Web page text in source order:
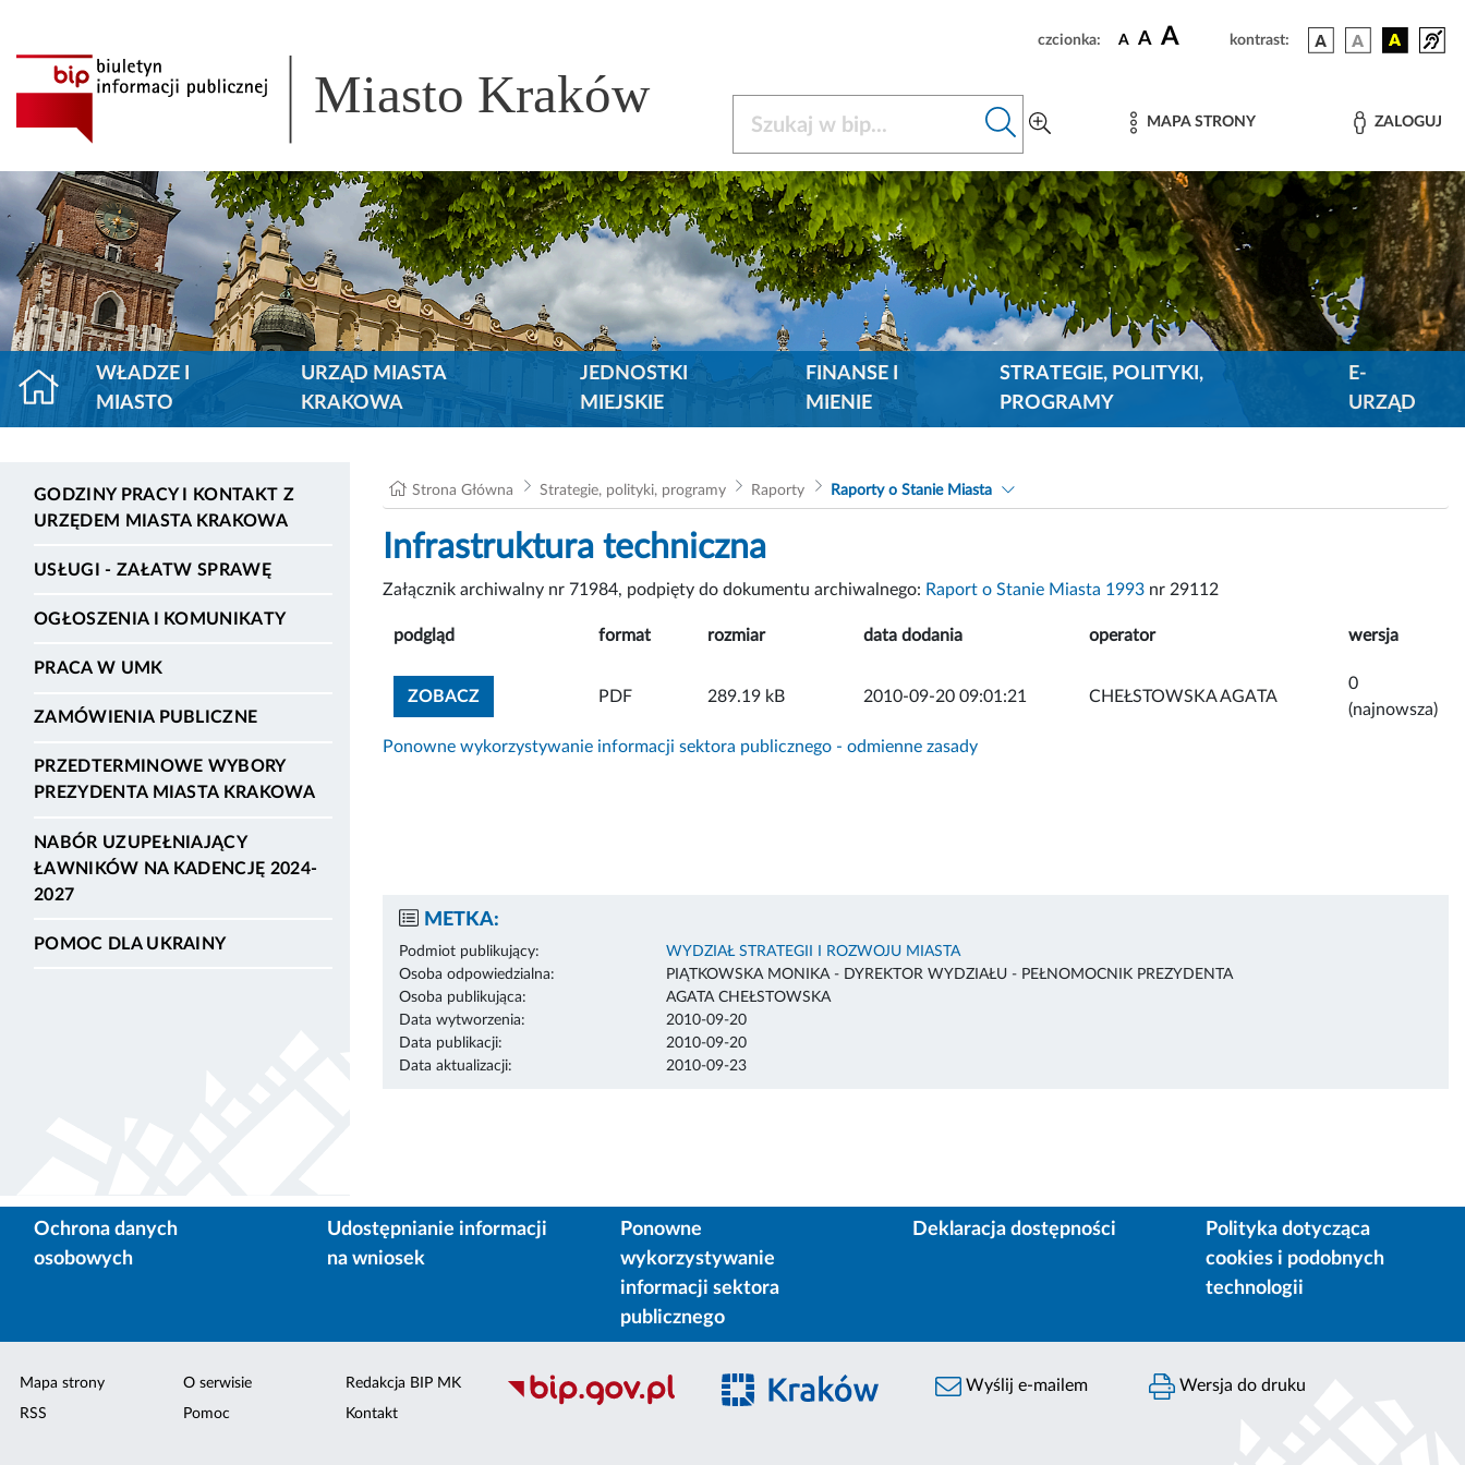
czcionka: A A A kontrast:
Miasto Kraków MAPA STRONY ZALOGUJ
WŁADZE I
MIASTO
URZĄD MIASTA
KRAKOWA
JEDNOSTKI
MIEJSKIE
FINANSE I
MIENIE
STRATEGIE, POLITYKI,
PROGRAMY
E-
URZĄD
GODZINY PRACY I KONTAKT Z
URZĘDEM MIASTA KRAKOWA
USŁUGI - ZAŁATW SPRAWĘ
OGŁOSZENIA I KOMUNIKATY
PRACA W UMK
ZAMÓWIENIA PUBLICZNE
PRZEDTERMINOWE WYBORY
PREZYDENTA MIASTA KRAKOWA
NABÓR UZUPEŁNIAJĄCY
ŁAWNIKÓW NA KADENCJĘ 2024-
2027
POMOC DLA UKRAINY
Strona Główna Strategie, polityki, programy Raporty Raporty o Stanie Miasta
Infrastruktura techniczna
Załącznik archiwalny nr 71984, podpięty do dokumentu archiwalnego: Raport o Stanie Miasta 1993 nr 29112
podgląd format rozmiar data dodania operator wersja
ZOBACZZOBACZ ZAŁĄCZNIK
PDF 289.19 kB 2010-09-20 09:01:21 CHEŁSTOWSKA AGATA
0
(najnowsza)
Ponowne wykorzystywanie informacji sektora publicznego - odmienne zasady
METKA:
Podmiot publikujący:
WYDZIAŁ STRATEGII I ROZWOJU MIASTA
Osoba odpowiedzialna:
PIĄTKOWSKA MONIKA - DYREKTOR WYDZIAŁU - PEŁNOMOCNIK PREZYDENTA
Osoba publikująca:
AGATA CHEŁSTOWSKA
Data wytworzenia:
2010-09-20
Data publikacji:
2010-09-20
Data aktualizacji:
2010-09-23
Ochrona danych
osobowych
Udostępnianie informacji
na wniosek
Ponowne
wykorzystywanie
informacji sektora
publicznego
Deklaracja dostępności
Polityka dotycząca
cookies i podobnych
technologii
Mapa strony
RSS
O serwisie
Pomoc
Redakcja BIP MK
Kontakt
Wyślij e-mailem Wersja do druku